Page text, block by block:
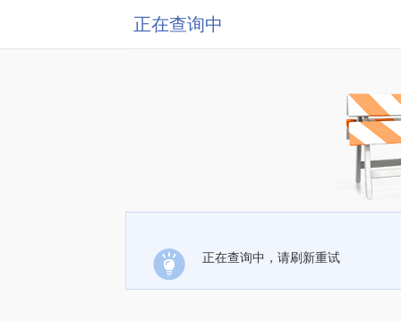
正在查询中
正在查询中，请刷新重试